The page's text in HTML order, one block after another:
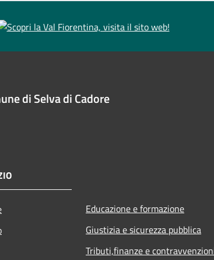
di Selva di Cadore
Educazione e formazione
Giustizia e sicurezza pubblica
Tributi,finanze e